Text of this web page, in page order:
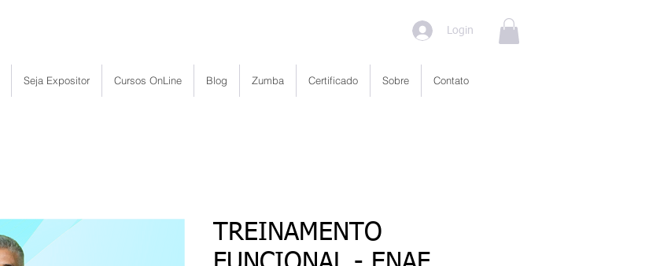
Login
Seja Expositor Cursos OnLine Blog Zumba Certificado Sobre Contato
TREINAMENTO